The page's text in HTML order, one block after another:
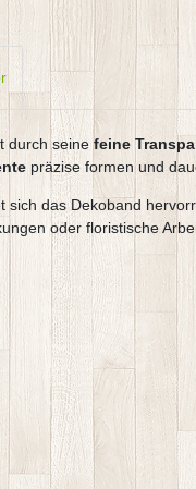
durch seinefeine
präzise formen und
sich das Dekoband
oder floristische